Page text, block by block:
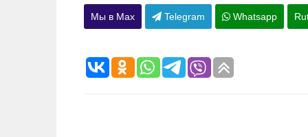
Мы в Max Telegram Whatsapp